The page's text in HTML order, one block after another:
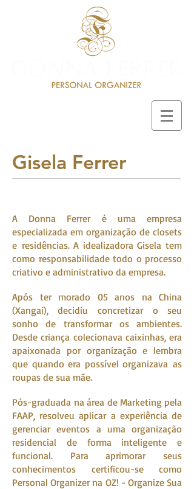
A Donna Ferrer é uma empresa
especializada em organização de closets
e residências. A idealizadora Gisela tem
como responsabilidade todo o processo
criativo e administrativo da empresa.
Após ter morado 05 anos na China
(Xangai), decidiu concretizar o seu
sonho de transformar os ambientes.
Desde criança colecionava caixinhas, era
apaixonada por organização e lembra
que quando era possível organizava as
roupas de sua mãe.
Pós-graduada na área de Marketing pela
FAAP, resolveu aplicar a experiência de
gerenciar eventos a uma organização
residencial de forma inteligente e
funcional. Para aprimorar seus
conhecimentos certificou-se como
Personal Organizer na OZ! - Organize Sua
Gisela Ferrer